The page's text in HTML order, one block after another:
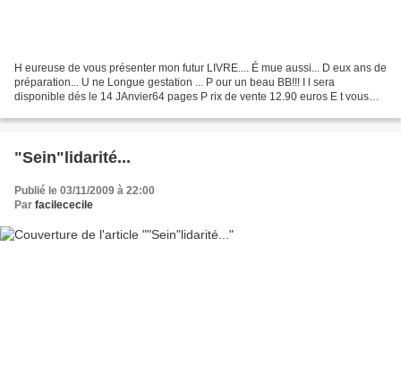
H eureuse de vous présenter mon futur LIVRE.... É mue aussi... D eux ans de
préparation... U ne Longue gestation ... P our un beau BB!!! I l sera
disponible dés le 14 JAnvier64 pages P rix de vente 12.90 euros E t vous
"Sein"lidarité...
Publié le 03/11/2009 à 22:00
Par facilececile